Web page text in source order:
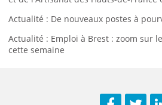
Actualité : De nouveaux postes à
Actualité : Emploi à Brest : zoom sur
cette semaine